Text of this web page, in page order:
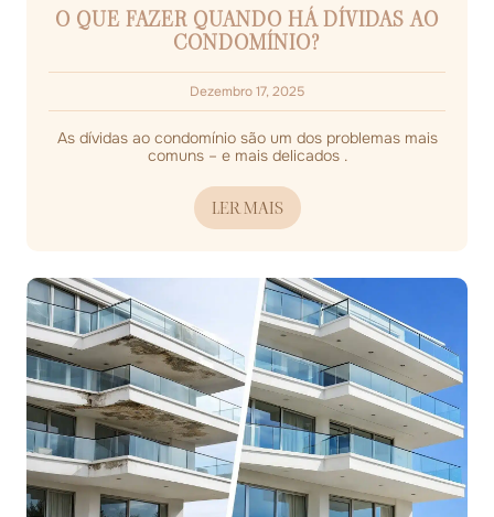
O QUE FAZER QUANDO HÁ DÍVIDAS AO
CONDOMÍNIO?
Dezembro 17, 2025
As dívidas ao condomínio são um dos problemas mais
comuns – e mais delicados .
LER MAIS